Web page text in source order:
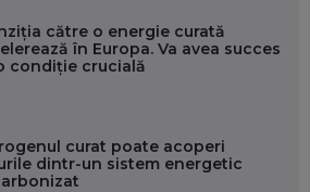
către o energie curată
în Europa. Va avea succes
condiție crucială
curat poate acoperi
dintr-un sistem energetic